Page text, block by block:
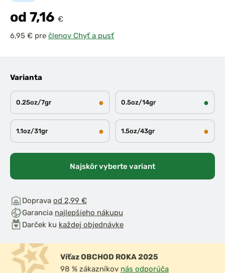
od 7,16 €
pre členov Chyť a pusť
Varianta
0.25oz/7gr ● 0.5oz/14gr ●
1.1oz/31gr ● 1.5oz/43gr ●
Najskôr vyberte variant
Doprava od 2,99 €
Garancia najlepšieho nákupu
Darček ku každej objednávke
Víťaz OBCHOD ROKA 2025
98 % zákazníkov nás odporúča